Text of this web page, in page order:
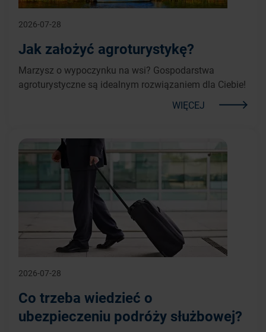
2026-07-28
Jak założyć agroturystykę?
Marzysz o wypoczynku na wsi? Gospodarstwa
agroturystyczne są idealnym rozwiązaniem dla Ciebie!
WIĘCEJ
2026-07-28
Co trzeba wiedzieć o
ubezpieczeniu podróży służbowej?